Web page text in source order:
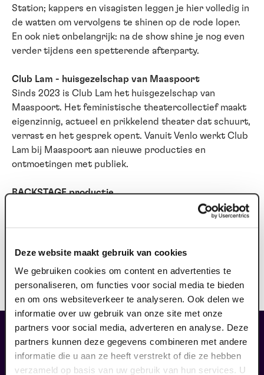
Deze website maakt gebruik van cookies
We gebruiken cookies om content en advertenties te
personaliseren, om functies voor social media te bieden
en om ons websiteverkeer te analyseren. Ook delen we
informatie over uw gebruik van onze site met onze
partners voor social media, adverteren en analyse. Deze
partners kunnen deze gegevens combineren met andere
informatie die u aan ze heeft verstrekt of die ze hebben
verzameld op basis van uw gebruik van hun services. U
Station; kappers en visagisten leggen je hier volledig in
de watten om vervolgens te shinen op de rode loper.
En ook niet onbelangrijk: na de show shine je nog even
verder tijdens een spetterende afterparty.
Club Lam - huisgezelschap van Maaspoort
Sinds 2023 is Club Lam het huisgezelschap van
Maaspoort. Het feministische theatercollectief maakt
eigenzinnig, actueel en prikkelend theater dat schuurt,
verrast en het gesprek opent. Vanuit Venlo werkt Club
Lam bij Maaspoort aan nieuwe producties en
ontmoetingen met publiek.
BACKSTAGE productie
BACKSTAGE Ooit de artiesteningang van Maaspoort.
Nu een ontwikkelplek voor creatieve makers en een
theaterrave. Hier ga je het zien, hier moeten we praten
thuis? En brandt het licht? Dan kom je achterom. De
poort staat voor je open.
maak jouw bezoek compleet